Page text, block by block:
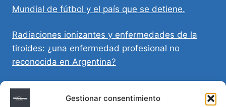
Gestionar consentimiento
Mundial de fútbol y el país que se detiene.
Radiaciones ionizantes y enfermedades de la
tiroides: ¿una enfermedad profesional no
reconocida en Argentina?
Directivas Médicas Anticipadas en Córdoba:
requisitos, registro y validez legal